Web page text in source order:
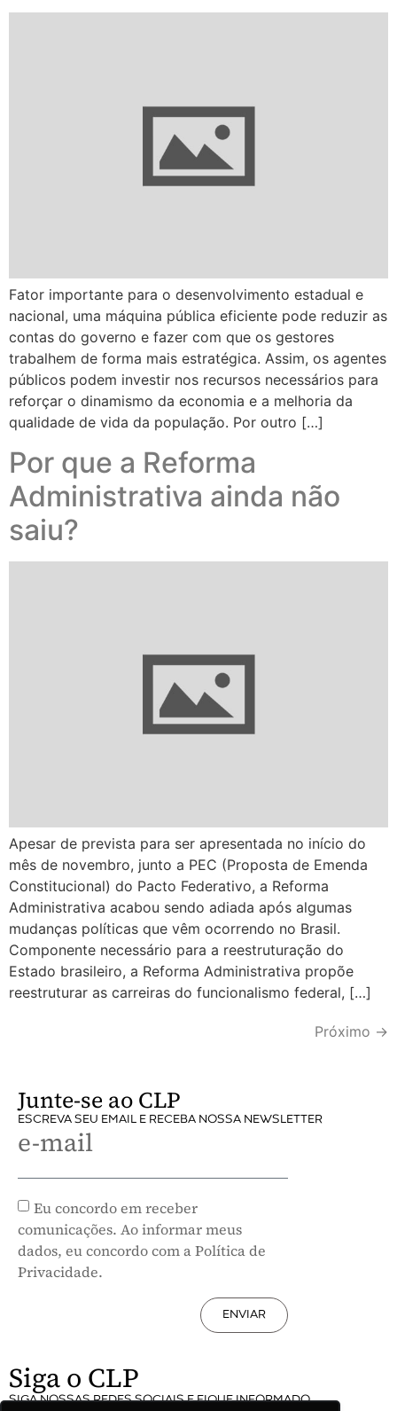
Fator importante para o desenvolvimento estadual e
nacional, uma máquina pública eficiente pode reduzir as
contas do governo e fazer com que os gestores
trabalhem de forma mais estratégica. Assim, os agentes
públicos podem investir nos recursos necessários para
reforçar o dinamismo da economia e a melhoria da
qualidade de vida da população. Por outro […]
Por que a Reforma
Administrativa ainda não
saiu?
Apesar de prevista para ser apresentada no início do
mês de novembro, junto a PEC (Proposta de Emenda
Constitucional) do Pacto Federativo, a Reforma
Administrativa acabou sendo adiada após algumas
mudanças políticas que vêm ocorrendo no Brasil.
Componente necessário para a reestruturação do
Estado brasileiro, a Reforma Administrativa propõe
reestruturar as carreiras do funcionalismo federal, […]
Próximo →
Junte-se ao CLP
ESCREVA SEU EMAIL E RECEBA NOSSA NEWSLETTER
e-mail
Eu concordo em receber
comunicações. Ao informar meus
dados, eu concordo com a Política de
Privacidade.
ENVIAR
Siga o CLP
SIGA NOSSAS REDES SOCIAIS E FIQUE INFORMADO